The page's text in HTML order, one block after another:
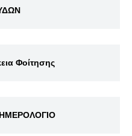
Φοίτησης